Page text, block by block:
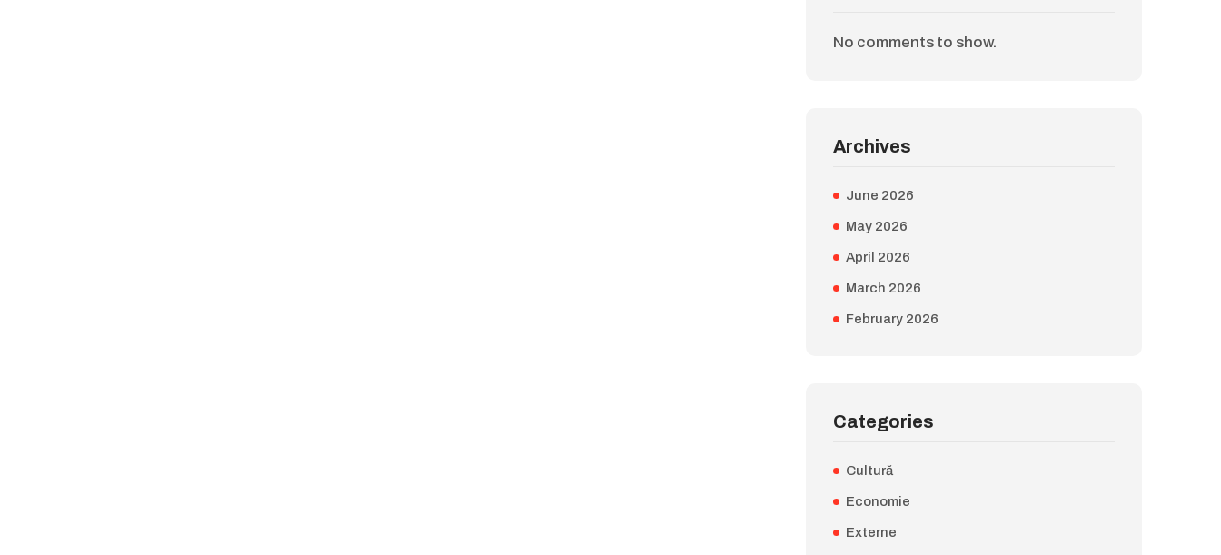
No comments to show.
Archives
June 2026
May 2026
April 2026
March 2026
February 2026
Categories
Cultură
Economie
Externe